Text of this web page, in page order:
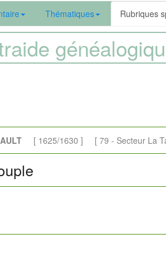
Thématiques Rubriques
[ 1625/1630 ] [ 79 - Secteur La